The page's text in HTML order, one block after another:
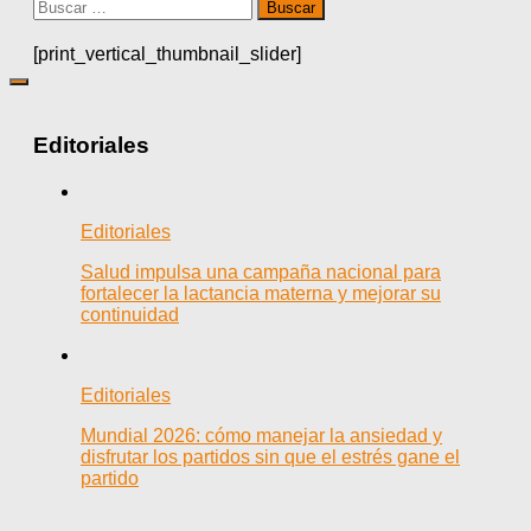
Buscar:
[print_vertical_thumbnail_slider]
Editoriales
Editoriales
Salud impulsa una campaña nacional para
fortalecer la lactancia materna y mejorar su
continuidad
Editoriales
Mundial 2026: cómo manejar la ansiedad y
disfrutar los partidos sin que el estrés gane el
partido